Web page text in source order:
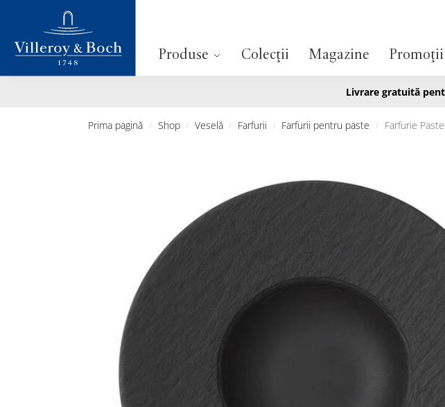
Produse Colecții Magazine
Cautare
Livrare gratuită
Prima pagină / Shop / Veselă / Farfurii / Farfurii pentru paste / Farfurie